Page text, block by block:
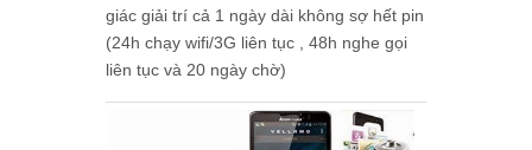
giác giải trí cả 1 ngày dài không sợ hết pin
(24h chạy wifi/3G liên tục , 48h nghe gọi
liên tục và 20 ngày chờ)